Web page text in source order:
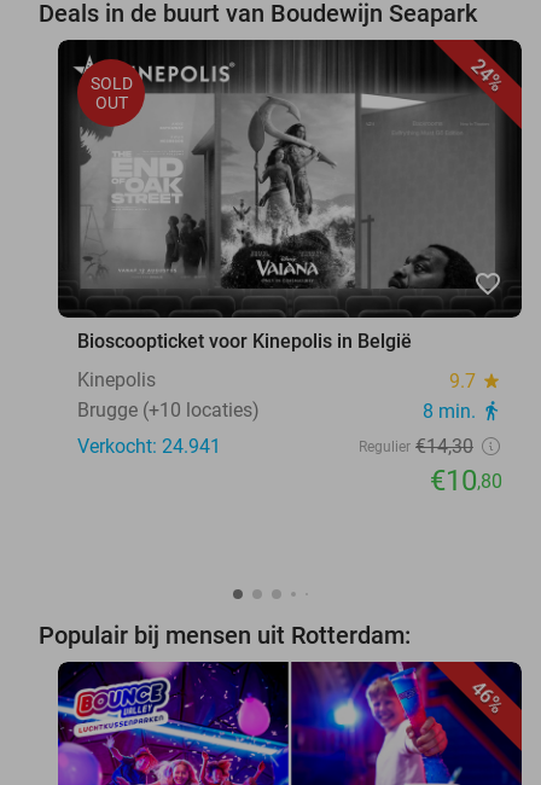
Deals in de buurt van Boudewijn Seapark
24%
SOLD
OUT
favorite_border
Bioscoopticket voor Kinepolis in België
Kinepolis
9.7 star
Brugge (+10 locaties) 8 min. directions_walk
Verkocht: 24.941 Regulier €14,30
€10,80
Populair bij mensen uit Rotterdam:
46%